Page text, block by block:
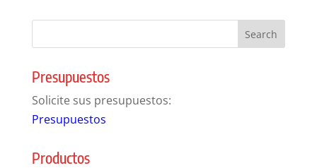
Presupuestos
Solicite sus presupuestos:
Presupuestos
Productos